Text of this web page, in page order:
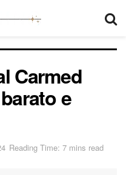
Carmed
e
Reading Time: 7 mins read